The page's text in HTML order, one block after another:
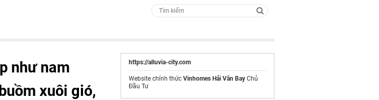
như nam
xuôi gió,
https://alluvia-city.com
Website chính thức Vinhomes Hải Vân Bay Chủ
Đầu Tư